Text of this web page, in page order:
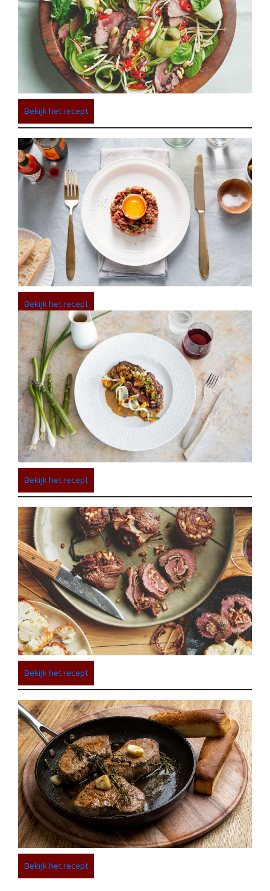
Bekijk het recept
Bekijk het recept
Bekijk het recept
Bekijk het recept
Bekijk het recept